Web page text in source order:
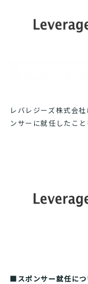
レバレジーズ株式会
ンサーに就任したこと
■スポンサー就任につ